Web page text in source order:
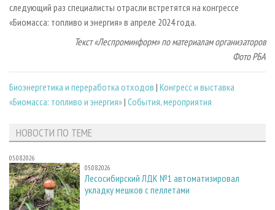
следующий раз специалисты отрасли встретятся на конгрессе
«Биомасса: топливо и энергия» в апреле 2024 года.
Текст «Леспроминформ» по материалам организаторов
Фото РБА
Биoэнергетика и переработка отходов | Конгресс и выставка
«Биомасса: топливо и энергия»| События, мероприятия
НОВОСТИ ПО ТЕМЕ
05.08.2026
05.08.2026
Лесосибирский ЛДК №1 автоматизировал
укладку мешков с пеллетами